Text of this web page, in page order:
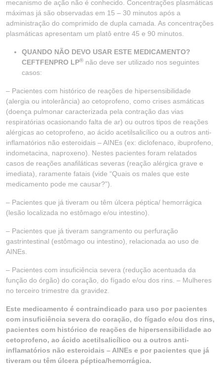
mecanismo de ação não é conhecido. Concentrações plasmáticas
máximas já são observadas em 15 – 30 minutos após a
administração do comprimido de dupla camada. As concentrações
plasmáticas apresentam um platô entre 45 e 90 minutos.
QUANDO NÃO DEVO USAR ESTE MEDICAMENTO?
CEFTFENPRO LP® não deve ser utilizado nos seguintes
casos:
– Pacientes com histórico de reações de hipersensibilidade
(alergia ou intolerância) ao cetoprofeno, como crises asmáticas
(doença pulmonar caracterizada pela contração das vias
respiratórias ocasionando falta de ar) ou outros tipos de reações
alérgicas ao cetoprofeno, ao ácido acetilsalicílico ou a outros anti-
inflamatórios não esteroidais – AINEs (ex: diclofenaco, ibuprofeno,
indometacina, naproxeno). Nestes pacientes foram relatados
casos de reações anafiláticas severas (reação alérgica grave e
imediata), raramente fatais (vide “Quais os males que este
medicamento pode me causar?”).
– Pacientes que já tiveram ou têm úlcera péptica/ hemorrágica
(lesão localizada no estômago e/ou intestino).
– Pacientes que já tiveram sangramento ou perfuração
gastrintestinal (estômago ou intestino), relacionada ao uso de
AINEs.
– Pacientes com insuficiência severa (redução acentuada da
função do órgão) do coração, do fígado e/ou dos rins. – Mulheres
no terceiro trimestre da gravidez.
Este medicamento é contraindicado para uso por pacientes
com insuficiência severa do coração, do fígado e/ou dos rins,
pacientes com histórico de reações de hipersensibilidade ao
cetoprofeno, ao ácido acetilsalicílico ou a outros anti-
inflamatórios não esteroidais – AINEs e por pacientes que já
tiveram ou têm úlcera péptica/hemorrágica.